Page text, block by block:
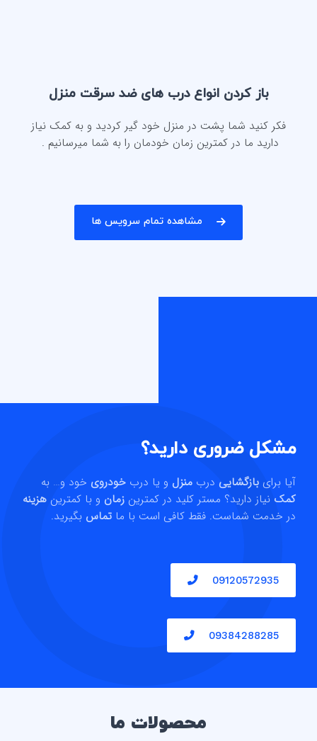
باز کردن انواع درب های ضد سرقت منزل
فکر کنید شما پشت در منزل خود گیر کردید و به کمک نیاز
دارید ما در کمترین زمان خودمان را به شما میرسانیم .
مشاهده تمام سرویس ها
مشکل ضروری دارید؟
آیا برای بازگشایی درب منزل و یا درب خودروی خود و… به
کمک نیاز دارید؟ مستر کلید در کمترین زمان و با کمترین هزینه
در خدمت شماست. فقط کافی است با ما تماس بگیرید.
09120572935
09384288285
محصولات ما